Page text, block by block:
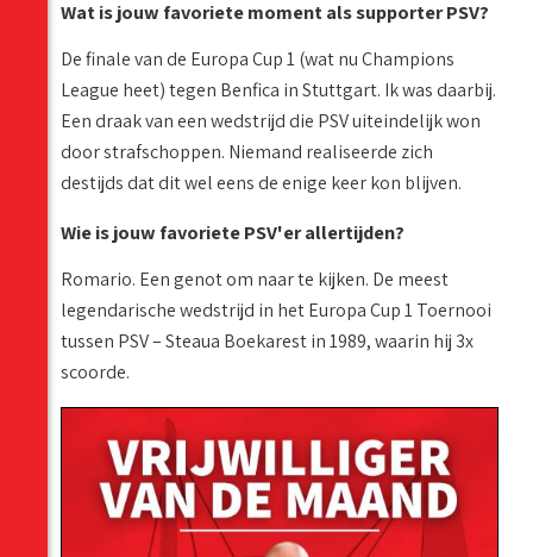
Wat is jouw favoriete moment als supporter PSV?
De finale van de Europa Cup 1 (wat nu Champions
League heet) tegen Benfica in Stuttgart. Ik was daarbij.
Een draak van een wedstrijd die PSV uiteindelijk won
door strafschoppen. Niemand realiseerde zich
destijds dat dit wel eens de enige keer kon blijven.
Wie is jouw favoriete PSV'er allertijden?
Romario. Een genot om naar te kijken. De meest
legendarische wedstrijd in het Europa Cup 1 Toernooi
tussen PSV – Steaua Boekarest in 1989, waarin hij 3x
scoorde.